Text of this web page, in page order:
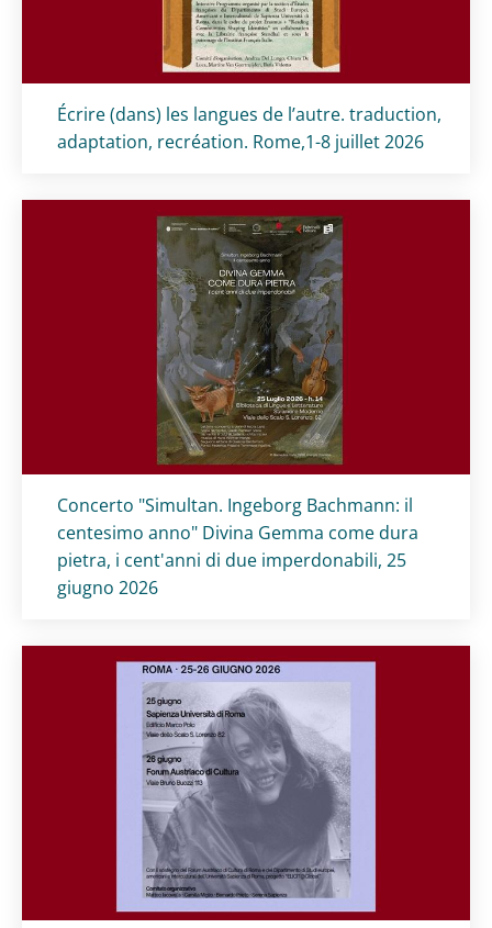
Titolo card:
Écrire (dans) les langues de l’autre. traduction,
adaptation, recréation. Rome,1-8 juillet 2026
Titolo card:
Concerto "Simultan. Ingeborg Bachmann: il
centesimo anno" Divina Gemma come dura
pietra, i cent'anni di due imperdonabili, 25
giugno 2026